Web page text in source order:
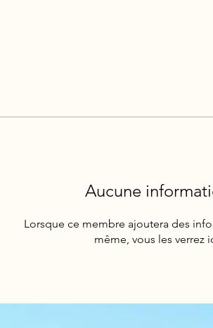
Aucune
Lorsque ce membre ajoutera des
même, vous les verrez